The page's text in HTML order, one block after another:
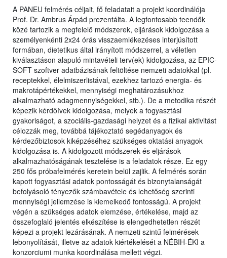
A PANEU felmérés céljait, fő feladatait a projekt koordinálója
Prof. Dr. Ambrus Árpád prezentálta. A legfontosabb teendők
közé tartozik a megfelelő módszerek, eljárások kidolgozása a
személyenkénti 2x24 órás visszaemlékezéses interjúsított
formában, dietetikus által irányított módszerrel, a véletlen
kiválasztáson alapuló mintavételi terv(ek) kidolgozása, az EPIC-
SOFT szoftver adatbázisának feltöltése nemzeti adatokkal (pl.
receptekkel, élelmiszerlistával, ezekhez tartozó energia- és
makrotápértékekkel, mennyiségi meghatározásukhoz
alkalmazható adagmennyiségekkel, stb.). De a metodika részét
képezik kérdőívek kidolgozása, melyek a fogyasztási
gyakoriságot, a szociális-gazdasági helyzet és a fizikai aktivitást
célozzák meg, továbbá tájékoztató segédanyagok és
kérdezőbiztosok kiképzéséhez szükséges oktatási anyagok
kidolgozása is. A kidolgozott módszerek és eljárások
alkalmazhatóságának tesztelése is a feladatok része. Ez egy
250 fős próbafelmérés keretein belül zajlik. A felmérés során
kapott fogyasztási adatok pontosságát és bizonytalanságát
befolyásoló tényezők számbavétele és lehetőség szerinti
mennyiségi jellemzése is kiemelkedő fontosságú. A projekt
végén a szükséges adatok elemzése, értékelése, majd az
összefoglaló jelentés elkészítése is elengedhetetlen részét
képezi a projekt lezárásának. A nemzeti szintű felmérések
lebonyolítását, illetve az adatok kiértékelését a NÉBIH-ÉKI a
konzorciumi munka koordinálása mellett végzi.